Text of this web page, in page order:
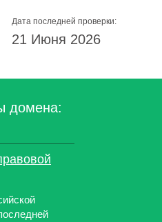
Дата последней проверки:
21 Июня 2026
домена: